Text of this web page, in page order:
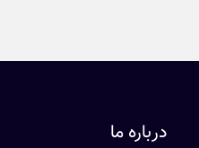
درباره ما